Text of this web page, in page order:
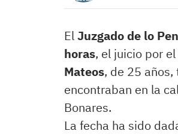
ElJuzgado de lo
horas, el juicio por
Mateos, de 25
encontraban en la
Bonares.
La fecha ha sido